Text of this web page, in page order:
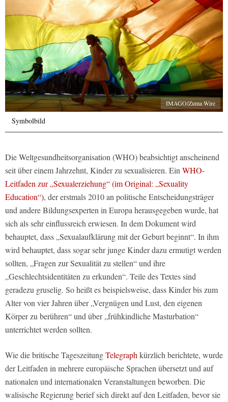
IMAGO/Zuma Wire
Symbolbild
Die Weltgesundheitsorganisation (WHO) beabsichtigt anscheinend
seit über einem Jahrzehnt, Kinder zu sexualisieren. EinWHO-
Leitfaden zur „Sexualerziehung“ (im Original: „Sexuality
Education“), der erstmals 2010 an politische Entscheidungsträger
und andere Bildungsexperten in Europa herausgegeben wurde, hat
sich als sehr einflussreich erwiesen. In dem Dokument wird
behauptet, dass „Sexualaufklärung mit der Geburt beginnt“. In ihm
wird behauptet, dass sogar sehr junge Kinder dazu ermutigt werden
sollten, „Fragen zur Sexualität zu stellen“ und ihre
„Geschlechtsidentitäten zu erkunden“. Teile des Textes sind
geradezu gruselig. So heißt es beispielsweise, dass Kinder bis zum
Alter von vier Jahren über „Vergnügen und Lust, den eigenen
Körper zu berühren“ und über „frühkindliche Masturbation“
unterrichtet werden sollten.
Wie die britische TageszeitungTelegraphkürzlich berichtete, wurde
der Leitfaden in mehrere europäische Sprachen übersetzt und auf
nationalen und internationalen Veranstaltungen beworben. Die
walisische Regierung berief sich direkt auf den Leitfaden, bevor sie